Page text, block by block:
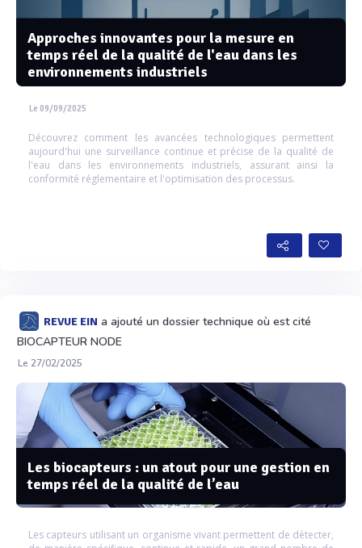
Approches innovantes pour la mesure en
temps réel de la qualité de l'eau dans les
environnements industriels
Le 09/09/2025
Découvrez comment les avancées technologiques permettent
aujourd'hui une surveillance continue et précise de la qualité de
l'eau dans les environnements industriels, assurant ainsi la
conformité réglementaire et l'optimisation des processus.
REVUE EIN a ajouté un dossier technique où est cité
BIOCAPTEUR NODE
Le 27/02/2025
Les biocapteurs : un atout pour une gestion en
temps réel de la qualité de l’eau
Les capteurs utilisant un organisme vivant permettent de détecter,